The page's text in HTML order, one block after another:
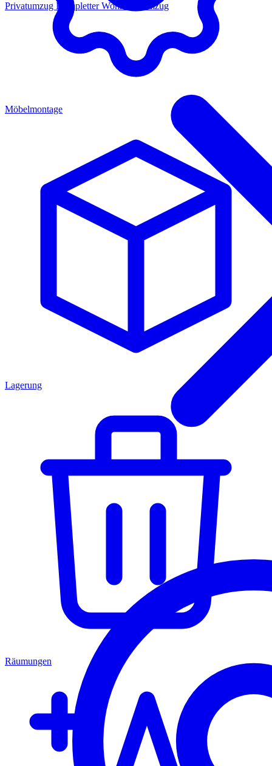
Privatumzug Kompletter Wohnungsumzug
Möbelmontage
Lagerung
Räumungen